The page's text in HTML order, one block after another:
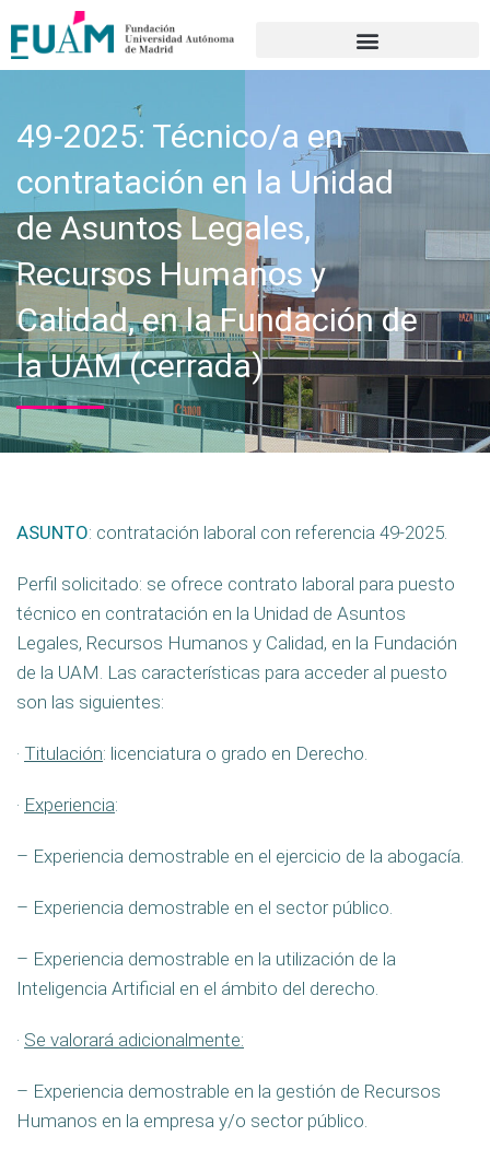
49-2025: Técnico/a en
contratación en la Unidad
de Asuntos Legales,
Recursos Humanos y
Calidad, en la Fundación de
la UAM (cerrada)
ASUNTO: contratación laboral con referencia 49-2025.
Perfil solicitado: se ofrece contrato laboral para puesto
técnico en contratación en la Unidad de Asuntos
Legales, Recursos Humanos y Calidad, en la Fundación
de la UAM. Las características para acceder al puesto
son las siguientes:
· Titulación: licenciatura o grado en Derecho.
· Experiencia:
– Experiencia demostrable en el ejercicio de la abogacía.
– Experiencia demostrable en el sector público.
– Experiencia demostrable en la utilización de la
Inteligencia Artificial en el ámbito del derecho.
· Se valorará adicionalmente:
– Experiencia demostrable en la gestión de Recursos
Humanos en la empresa y/o sector público.